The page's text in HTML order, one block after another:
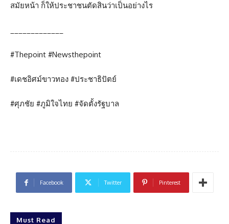
สมัยหน้า ก็ให้ประชาชนตัดสินว่าเป็นอย่างไร
#Thepoint #Newsthepoint
#เดชอิศม์ขาวทอง #ประชาธิปัตย์
#ศุภชัย #ภูมิใจไทย #จัดตั้งรัฐบาล
Facebook Twitter Pinterest
Must Read